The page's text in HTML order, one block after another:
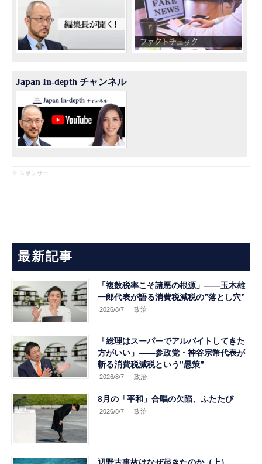
Japan In-depth チャンネル
※ スポンサー
最新記事
「複数税率こそ諸悪の根源」――玉木雄
一郎代表が語る消費税減税の”落とし穴”
2026/8/7 .政治
「総理はスーパーでアルバイトしてきた
方がいい」――参政党・神谷宗幣代表が
斬る消費税減税という”愚策”
2026/8/7 .政治
8月の「平和」合唱の欠陥、ふたたび
2026/8/7 .政治